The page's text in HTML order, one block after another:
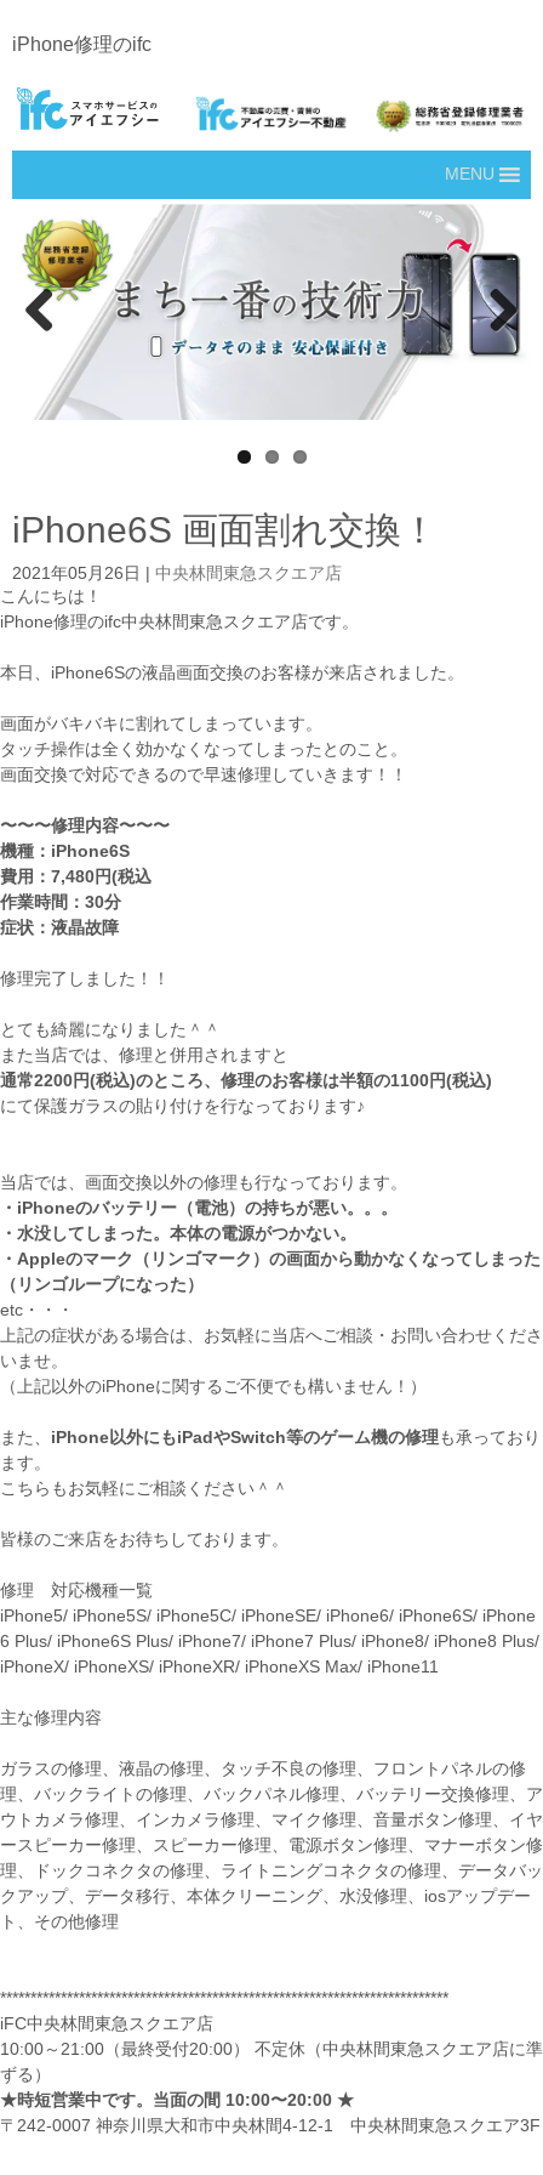
iPhone修理のifc
MENU
Next
iPhone6S 画面割れ交換！
2021年05月26日
中央林間東急スクエア店
こんにちは！
iPhone修理のifc中央林間東急スクエア店です。
本日、iPhone6Sの液晶画面交換のお客様が来店されました。
画面がバキバキに割れてしまっています。
タッチ操作は全く効かなくなってしまったとのこと。
画面交換で対応できるので早速修理していきます！！
〜〜〜修理内容〜〜〜
機種：iPhone6S
費用：7,480円(税込
作業時間：30分
症状：液晶故障
修理完了しました！！
とても綺麗になりました＾＾
また当店では、修理と併用されますと
通常2200円(税込)のところ、修理のお客様は半額の1100円(税込)
にて保護ガラスの貼り付けを行なっております♪
当店では、画面交換以外の修理も行なっております。
・iPhoneのバッテリー（電池）の持ちが悪い。。。
・水没してしまった。本体の電源がつかない。
・Appleのマーク（リンゴマーク）の画面から動かなくなってしまった
（リンゴループになった）
etc・・・
上記の症状がある場合は、お気軽に当店へご相談・お問い合わせくださ
いませ。
（上記以外のiPhoneに関するご不便でも構いません！）
また、 iPhone以外にもiPadやSwitch等のゲーム機の修理も承っており
ます。
こちらもお気軽にご相談ください＾＾
皆様のご来店をお待ちしております。
修理 対応機種一覧
iPhone5/ iPhone5S/ iPhone5C/ iPhoneSE/ iPhone6/ iPhone6S/ iPhone
6 Plus/ iPhone6S Plus/ iPhone7/ iPhone7 Plus/ iPhone8/ iPhone8 Plus/
iPhoneX/ iPhoneXS/ iPhoneXR/ iPhoneXS Max/ iPhone11
主な修理内容
ガラスの修理、液晶の修理、タッチ不良の修理、フロントパネルの修
理、バックライトの修理、バックパネル修理、バッテリー交換修理、ア
ウトカメラ修理、インカメラ修理、マイク修理、音量ボタン修理、イヤ
ースピーカー修理、スピーカー修理、電源ボタン修理、マナーボタン修
理、ドックコネクタの修理、ライトニングコネクタの修理、データバッ
クアップ、データ移行、本体クリーニング、水没修理、iosアップデー
ト、その他修理
**************************************************************************
iFC中央林間東急スクエア店
10:00～21:00（最終受付20:00） 不定休（中央林間東急スクエア店に準
ずる）
★時短営業中です。当面の間 10:00〜20:00 ★
〒242-0007 神奈川県大和市中央林間4-12-1 中央林間東急スクエア3F